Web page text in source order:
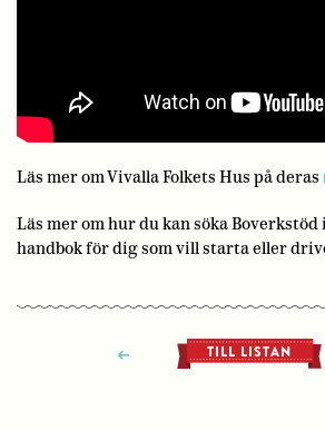
Läs mer om Vivalla Folkets Hus på deras
Läs mer om hur du kan söka Boverkstöd i
handbok för dig som vill starta eller
TILL LISTAN